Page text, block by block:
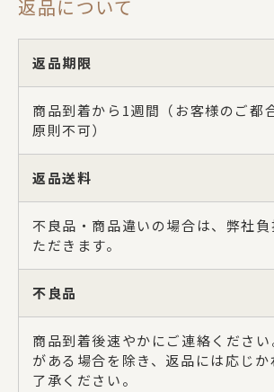
返品について
返品期限
商品到着から1週間（お客様のご都
原則不可）
返品送料
不良品・商品違いの場合は、弊社
ただきます。
不良品
商品到着後速やかにご連絡くださ
がある場合を除き、返品には応じ
了承ください。